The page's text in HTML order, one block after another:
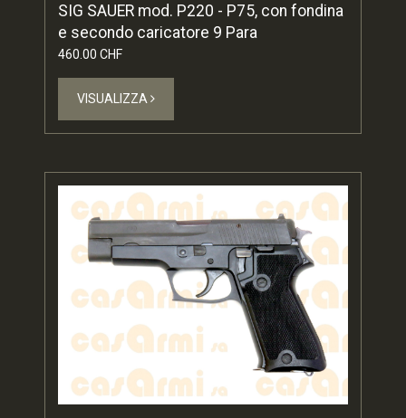
SIG SAUER mod. P220 - P75, con fondina
e secondo caricatore 9 Para
460.00 CHF
VISUALIZZA